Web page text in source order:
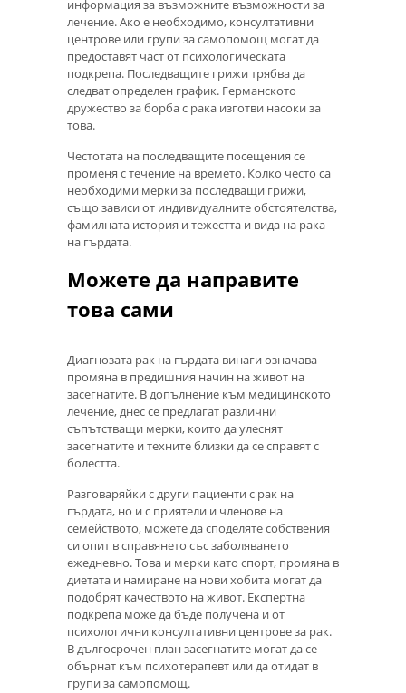
информация за възможните възможности за
лечение. Ако е необходимо, консултативни
центрове или групи за самопомощ могат да
предоставят част от психологическата
подкрепа. Последващите грижи трябва да
следват определен график. Германското
дружество за борба с рака изготви насоки за
това.
Честотата на последващите посещения се
променя с течение на времето. Колко често са
необходими мерки за последващи грижи,
също зависи от индивидуалните обстоятелства,
фамилната история и тежестта и вида на рака
на гърдата.
Можете да направите
това сами
Диагнозата рак на гърдата винаги означава
промяна в предишния начин на живот на
засегнатите. В допълнение към медицинското
лечение, днес се предлагат различни
съпътстващи мерки, които да улеснят
засегнатите и техните близки да се справят с
болестта.
Разговаряйки с други пациенти с рак на
гърдата, но и с приятели и членове на
семейството, можете да споделяте собствения
си опит в справянето със заболяването
ежедневно. Това и мерки като спорт, промяна в
диетата и намиране на нови хобита могат да
подобрят качеството на живот. Експертна
подкрепа може да бъде получена и от
психологични консултативни центрове за рак.
В дългосрочен план засегнатите могат да се
обърнат към психотерапевт или да отидат в
групи за самопомощ.